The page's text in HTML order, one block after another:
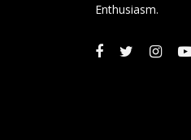
Enthusiasm.